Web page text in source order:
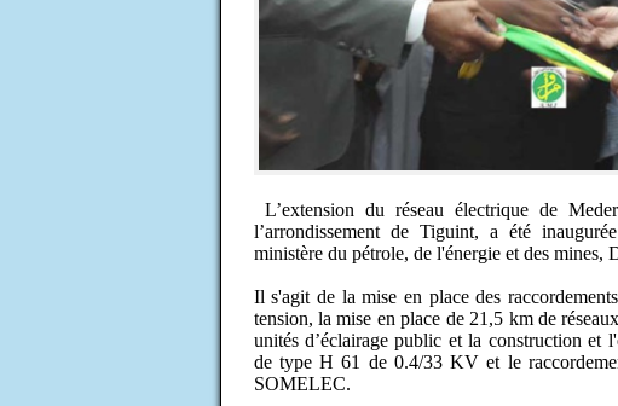
L’extension du réseau électrique de
l’arrondissement de Tiguint, a été
ministère du pétrole, de l'énergie et des
Il s'agit de la mise en place des
tension, la mise en place de 21,5 km de
unités d’éclairage public et la construction et
de type H 61 de 0.4/33 KV et le
SOMELEC.